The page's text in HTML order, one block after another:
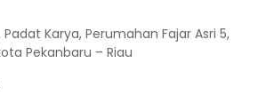
Karya, Perumahan Fajar Asri 5,
Pekanbaru – Riau